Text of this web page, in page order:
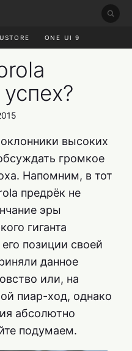
ONE UI 9
высоких
громкое
Напомним, в тот
предрёк не
эры
гиганта
позиции своей
данное
или, на
пиар-ход, однако
абсолютно
подумаем.